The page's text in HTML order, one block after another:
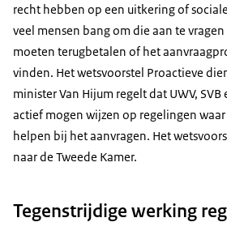
recht hebben op een uitkering of
veel mensen bang om die aan te
moeten terugbetalen of het
vinden. Het wetsvoorstel Proactieve
minister Van Hijum regelt dat UWV,
actief mogen wijzen op regelingen
helpen bij het aanvragen. Het
naar de Tweede Kamer.
Tegenstrijdige werking